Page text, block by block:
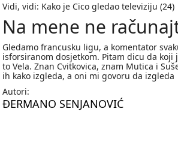
Vidi, vidi: Kako je Cico gledao televiziju (24)
Na mene ne
Gledamo francusku ligu, a komentator
isforsiranom dosjetkom. Pitam dicu da koji
to Vela. Znan Cvitkovica, znam Mutica i
ih kako izgleda, a oni mi govoru da izgleda
Autori:
ĐERMANO SENJANOVIĆ